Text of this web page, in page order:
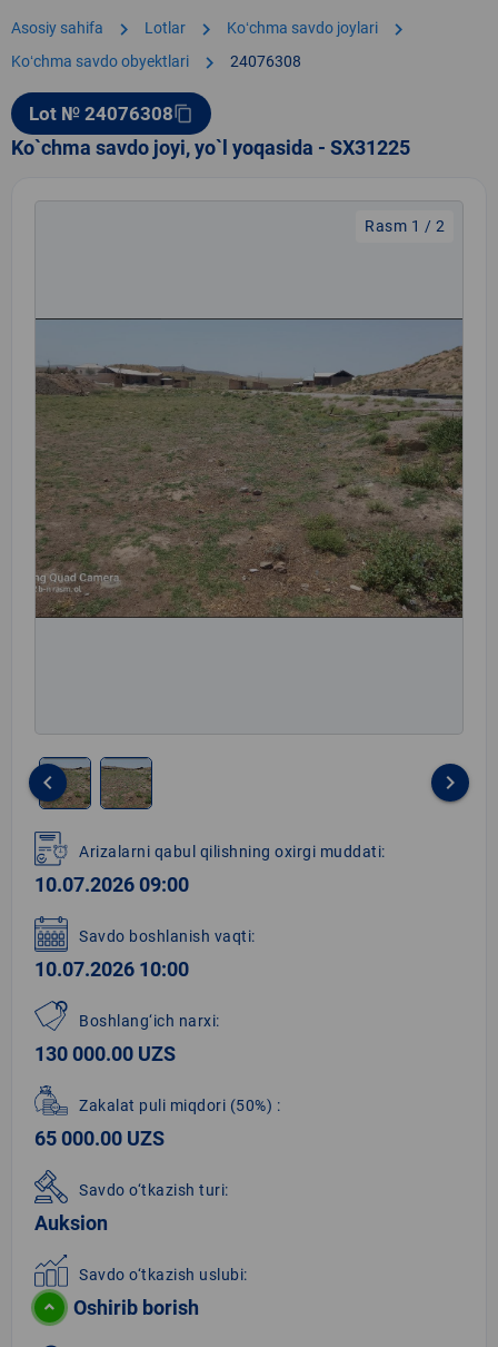
Asosiy sahifa chevron_right Lotlar chevron_right Koʻchma savdo joylari chevron_right
Koʻchma savdo obyektlari chevron_right 24076308
Lot № 24076308content_copy
Ko`chma savdo joyi, yo`l yoqasida - SX31225
Rasm 1 / 2
1
of
2
keyboard_arrow_left keyboard_arrow_right
Arizalarni qabul qilishning oxirgi muddati:
10.07.2026 09:00
Savdo boshlanish vaqti:
10.07.2026 10:00
Boshlang‘ich narxi:
130 000.00 UZS
Zakalat puli miqdori (50%) :
65 000.00 UZS
Savdo o‘tkazish turi:
Auksion
Savdo o‘tkazish uslubi:
Oshirib borish